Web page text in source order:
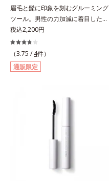
眉毛と髭に印象を刻むグルーミング
ツール。男性の力加減に着目した絶
妙な柔らかさと肌なじみ・密着感を
計算したフィックスブレード処方
と、テクニック不要で太い部分も細
い部分も自由自在に描き足せるマル
チブレード処方を採用。眉毛を描き
い印象や髪色に合わせて選べる2色
展開。ブレイブグレー：きりっとし
た精悍な印象に導くシックグレー。
黒髪の人におすすめ。スタイリッシ
ュブラウン：柔らかい印象に導くス
タイリッシュブラウン。茶色味がか
った髪色の人におすすめ。【ご使用
税込2,200円
（3.75 / 4件）
通販限定